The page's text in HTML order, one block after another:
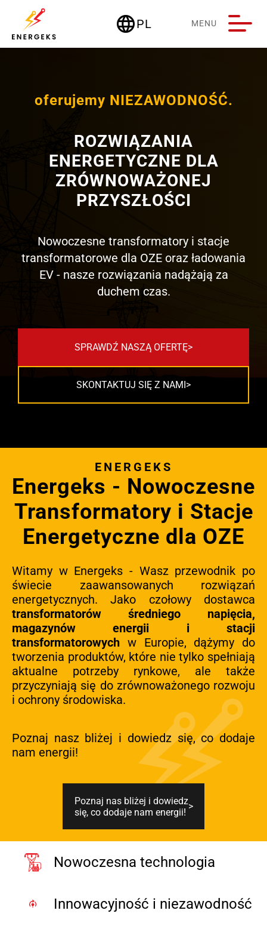
languagePL
Deutschland MENU
ROZWIĄZANIA
ENERGETYCZNE DLA
ZRÓWNOWAŻONEJ
PRZYSZŁOŚCI
oferujemy NIEZAWODNOŚĆ.
Nowoczesne transformatory i stacje
transformatorowe dla OZE oraz ładowania
EV - nasze rozwiązania nadążają za
duchem czas.
SPRAWDŹ NASZĄ OFERTĘ
SKONTAKTUJ SIĘ Z NAMI
ENERGEKS
Energeks - Nowoczesne
Transformatory i Stacje
Energetyczne dla OZE
Witamy w Energeks - Wasz przewodnik po
świecie zaawansowanych rozwiązań
energetycznych. Jako czołowy dostawca
transformatorów średniego napięcia,
magazynów energii i stacji
transformatorowych w Europie, dążymy do
tworzenia produktów, które nie tylko spełniają
aktualne potrzeby rynkowe, ale także
przyczyniają się do zrównoważonego rozwoju
i ochrony środowiska.
Poznaj nasz bliżej i dowiedz się, co dodaje
nam energii!
Poznaj nas bliżej i dowiedz
się, co dodaje nam energii!
Nowoczesna technologia
Innowacyjność i niezawodność